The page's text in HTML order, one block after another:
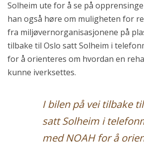
Solheim ute for å se på
han også høre om muligheten for
fra miljøvernorganisasjonene på
tilbake til Oslo satt Solheim i
for å orienteres om hvordan en
kunne iverksettes.
I bilen på vei tilbake
satt Solheim i
med NOAH for å